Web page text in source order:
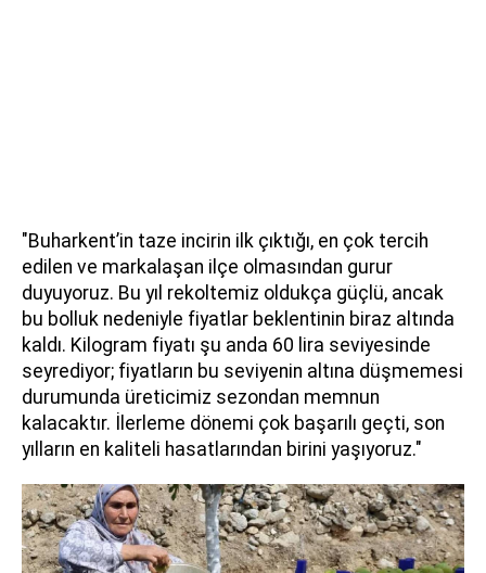
"Buharkent’in taze incirin ilk çıktığı, en çok tercih
edilen ve markalaşan ilçe olmasından gurur
duyuyoruz. Bu yıl rekoltemiz oldukça güçlü, ancak
bu bolluk nedeniyle fiyatlar beklentinin biraz altında
kaldı. Kilogram fiyatı şu anda 60 lira seviyesinde
seyrediyor; fiyatların bu seviyenin altına düşmemesi
durumunda üreticimiz sezondan memnun
kalacaktır. İlerleme dönemi çok başarılı geçti, son
yılların en kaliteli hasatlarından birini yaşıyoruz."